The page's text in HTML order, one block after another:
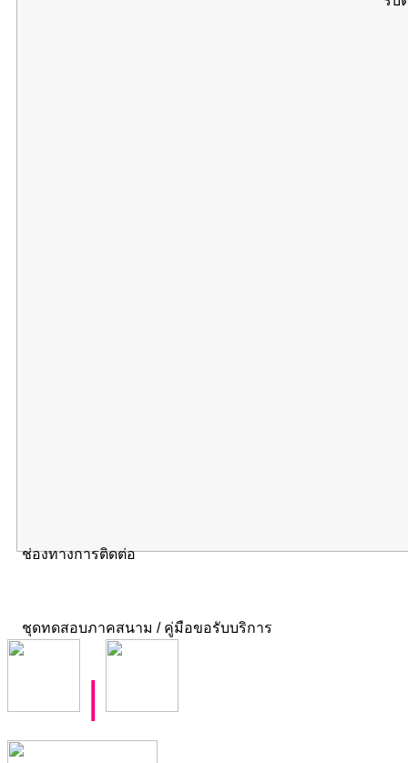
ช่องทางการติดต่อ
ชุดทดสอบภาคสนาม / คู่มือขอรับบริการ